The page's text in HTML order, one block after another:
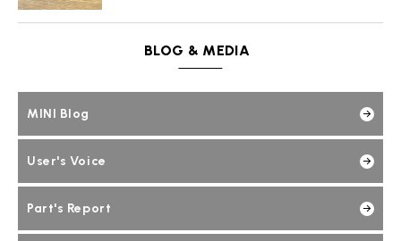
BLOG & MEDIA
MINI Blog
User's Voice
Part's Report